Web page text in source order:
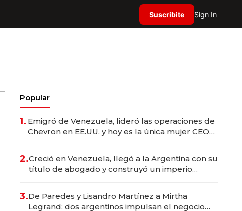
Suscribite Sign In
Popular
1. Emigró de Venezuela, lideró las operaciones de
Chevron en EE.UU. y hoy es la única mujer CEO
2.Creció en Venezuela, llegó a la Argentina con su
título de abogado y construyó un imperio
3.De Paredes y Lisandro Martínez a Mirtha
Legrand: dos argentinos impulsan el negocio